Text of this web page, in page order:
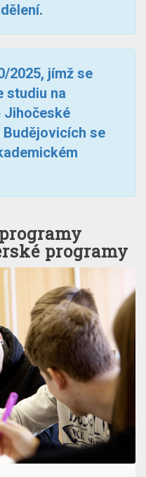
.
2025, jímž se
studiu na
Jihočeské
se
programy